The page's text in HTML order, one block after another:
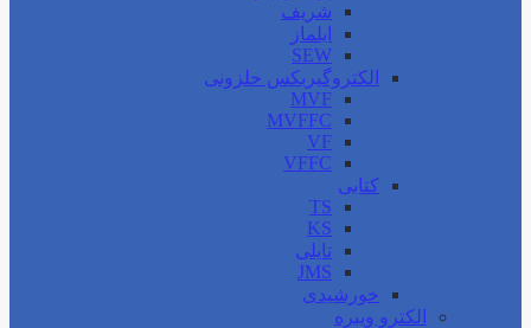
شریف
ایلماز
SEW
الکتروگیربکس حلزونی
MVF
MVFFC
VF
VFFC
کتابی
TS
KS
تایلی
JMS
خورشیدی
الکترو ویبره